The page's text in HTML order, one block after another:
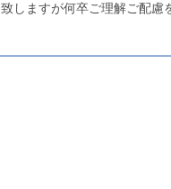
しますが何卒ご理解ご配慮